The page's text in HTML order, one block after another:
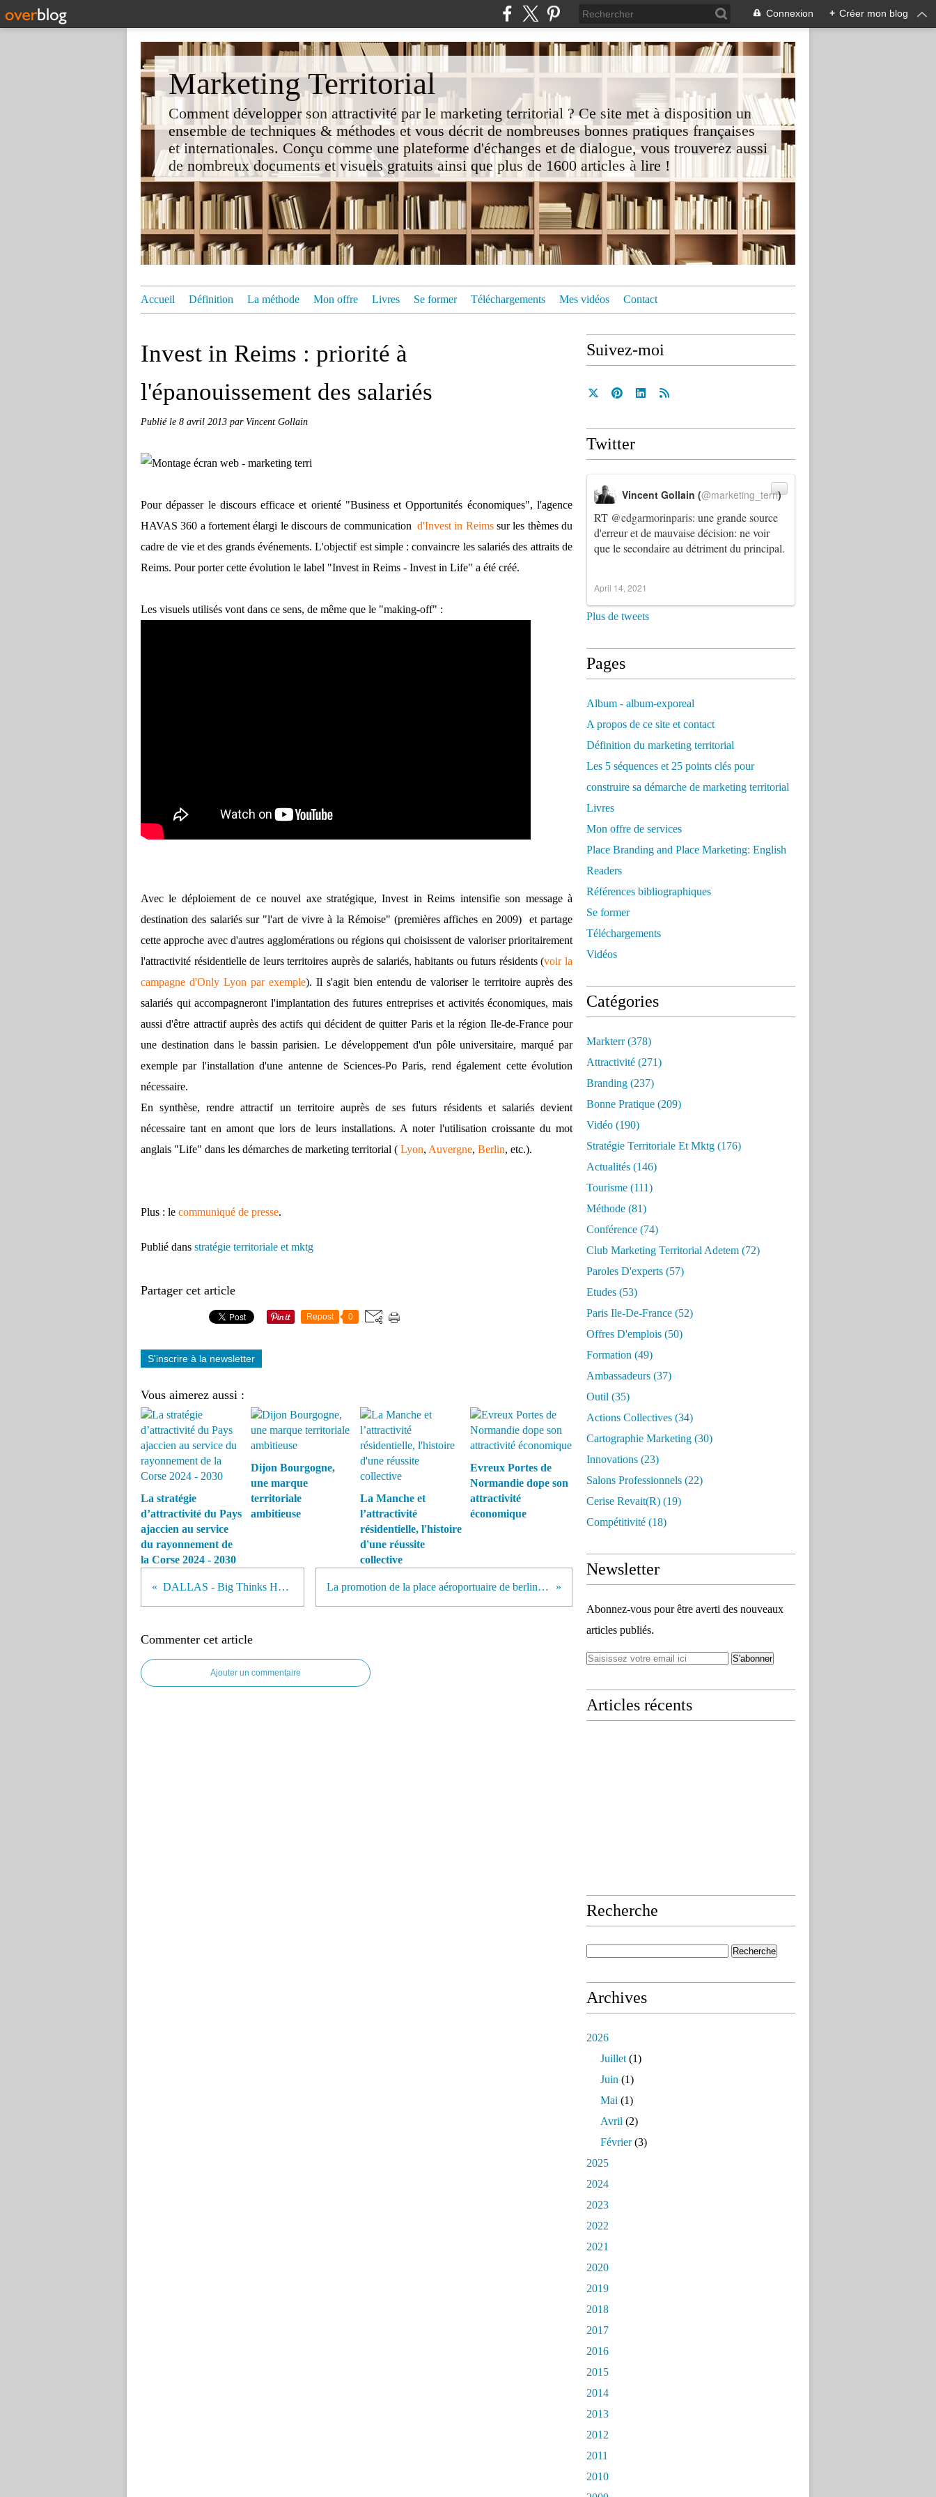
Connexion + Créer mon blog
Marketing Territorial
Comment développer son attractivité par le marketing territorial ? Ce site met à disposition un
ensemble de techniques & méthodes et vous décrit de nombreuses bonnes pratiques françaises
et internationales. Conçu comme une plateforme d'échanges et de dialogue, vous trouverez aussi
de nombreux documents et visuels gratuits ainsi que plus de 1600 articles à lire !
Accueil Définition La méthode Mon offre Livres Se former Téléchargements Mes vidéos Contact
Invest in Reims : priorité à
l'épanouissement des salariés
Publié le 8 avril 2013 par Vincent Gollain
Pour dépasser le discours efficace et orienté "Business et Opportunités économiques", l'agence
HAVAS 360 a fortement élargi le discours de communication d'Invest in Reimssur les thèmes du
cadre de vie et des grands événements. L'objectif est simple : convaincre les salariés des attraits de
Reims. Pour porter cette évolution le label "Invest in Reims - Invest in Life" a été créé.
Les visuels utilisés vont dans ce sens, de même que le "making-off" :
Avec le déploiement de ce nouvel axe stratégique, Invest in Reims intensifie son message à
destination des salariés sur "l'art de vivre à la Rémoise" (premières affiches en 2009) et partage
cette approche avec d'autres agglomérations ou régions qui choisissent de valoriser prioritairement
l'attractivité résidentielle de leurs territoires auprès de salariés, habitants ou futurs résidents (voir la
campagne d'Only Lyon par exemple). Il s'agit bien entendu de valoriser le territoire auprès des
salariés qui accompagneront l'implantation des futures entreprises et activités économiques, mais
aussi d'être attractif auprès des actifs qui décident de quitter Paris et la région Ile-de-France pour
une destination dans le bassin parisien. Le développement d'un pôle universitaire, marqué par
exemple par l'installation d'une antenne de Sciences-Po Paris, rend également cette évolution
nécessaire.
En synthèse, rendre attractif un territoire auprès de ses futurs résidents et salariés devient
nécessaire tant en amont que lors de leurs installations. A noter l'utilisation croissante du mot
anglais "Life" dans les démarches de marketing territorial ( Lyon, Auvergne, Berlin, etc.).
Plus : le communiqué de presse.
Publié dans stratégie territoriale et mktg
Partager cet article
Repost 0
S'inscrire à la newsletter
Vous aimerez aussi :
La stratégie
d’attractivité du Pays
ajaccien au service
du rayonnement de
la Corse 2024 - 2030
Dijon Bourgogne,
une marque
territoriale
ambitieuse
La Manche et
l’attractivité
résidentielle, l'histoire
d'une réussite
collective
Evreux Portes de
Normandie dope son
attractivité
économique
DALLAS - Big Thinks Happen Here La promotion de la place aéroportuaire de berlin - Brandenbourg
Commenter cet article
Ajouter un commentaire
Suivez-moi
Twitter
RT @edgarmorinparis: une grande source
d'erreur et de mauvaise décision: ne voir
que le secondaire au détriment du principal.
Vincent Gollain (@marketing_terri)
April 14, 2021
Plus de tweets
Pages
Album - album-exporeal
A propos de ce site et contact
Définition du marketing territorial
Les 5 séquences et 25 points clés pour
construire sa démarche de marketing territorial
Livres
Mon offre de services
Place Branding and Place Marketing: English
Readers
Références bibliographiques
Se former
Téléchargements
Vidéos
Catégories
Markterr(378)
Attractivité (271)
Branding (237)
Bonne Pratique (209)
Vidéo (190)
Stratégie Territoriale Et Mktg (176)
Actualités (146)
Tourisme (111)
Méthode (81)
Conférence (74)
Club Marketing Territorial Adetem (72)
Paroles D'experts (57)
Etudes (53)
Paris Ile-De-France (52)
Offres D'emplois (50)
Formation (49)
Ambassadeurs (37)
Outil (35)
Actions Collectives (34)
Cartographie Marketing (30)
Innovations (23)
Salons Professionnels (22)
Cerise Revait(r) (19)
Compétitivité (18)
Newsletter
Abonnez-vous pour être averti des nouveaux
articles publiés.
Articles récents
Recherche
Archives
2026
Juillet (1)
Juin (1)
Mai (1)
Avril (2)
Février(3)
2025
2024
2023
2022
2021
2020
2019
2018
2017
2016
2015
2014
2013
2012
2011
2010